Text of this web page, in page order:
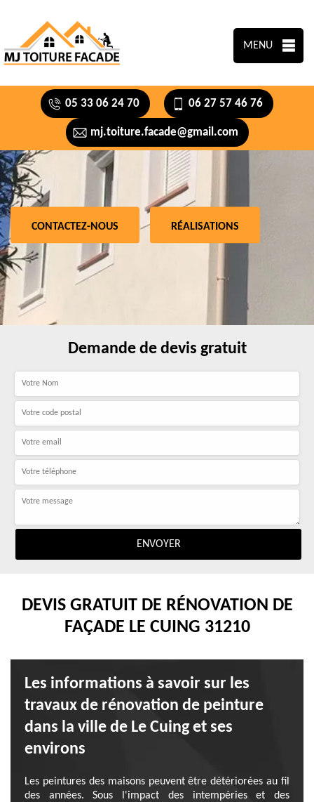
MENU
05 33 06 24 70 06 27 57 46 76
mj.toiture.facade@gmail.com
CONTACTEZ-NOUS RÉALISATIONS
Demande de devis gratuit
DEVIS GRATUIT DE RÉNOVATION DE
FAÇADE LE CUING 31210
Les informations à savoir sur les
travaux de rénovation de peinture
dans la ville de Le Cuing et ses
environs
Les peintures des maisons peuvent être détériorées au fil
des années. Sous l'impact des intempéries et des